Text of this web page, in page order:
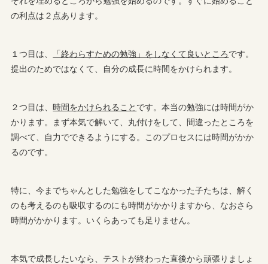
の利点は２点あります。
１つ目は、 「終わらすための勉強」をしなくて良いところです。
提出のためではなくて、自分の成長に時間をかけられます。
２つ目は、時間をかけられること です。本当の勉強には時間がか
かります。まず本気で解いて、丸付けをして、間違ったところを
調べて、自力でできるようにする。このプロセスには時間がかか
るのです。
特に、今までちゃんとした勉強をしてこなかった子たちは、解く
のも考えるのも吸収するのにも時間がかかりますから、なおさら
時間がかかります。いくらあっても足りません。
本気で成長したいなら、テストが終わった直後から頑張りましょ